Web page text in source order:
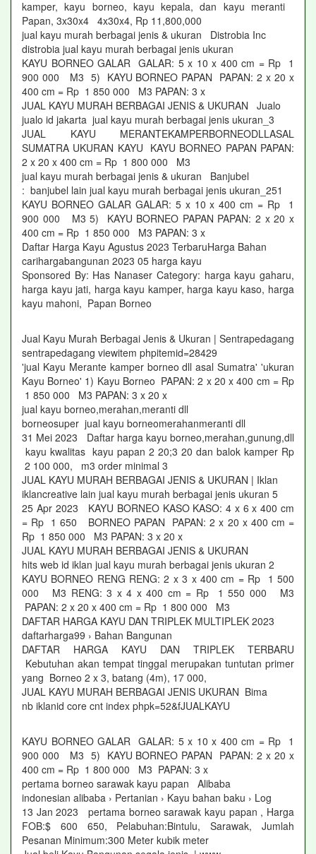
kamper, kayu borneo, kayu kepala, dan kayu meranti
Papan, 3x30x4 4x30x4, Rp 11,800,000
jual kayu murah berbagai jenis & ukuran Distrobia Inc
distrobia jual kayu murah berbagai jenis ukuran
KAYU BORNEO GALAR GALAR: 5 x 10 x 400 cm = Rp 1
900 000 M3 5) KAYU BORNEO PAPAN PAPAN: 2 x 20 x
400 cm = Rp 1 850 000 M3 PAPAN: 3 x
JUAL KAYU MURAH BERBAGAI JENIS & UKURAN Jualo
jualo id jakarta jual kayu murah berbagai jenis ukuran_3
JUAL KAYU MERANTEKAMPERBORNEODLLASAL
SUMATRA UKURAN KAYU KAYU BORNEO PAPAN PAPAN:
2 x 20 x 400 cm = Rp 1 800 000 M3
jual kayu murah berbagai jenis & ukuran Banjubel
: banjubel lain jual kayu murah berbagai jenis ukuran_251
KAYU BORNEO GALAR GALAR: 5 x 10 x 400 cm = Rp 1
900 000 M3 5) KAYU BORNEO PAPAN PAPAN: 2 x 20 x
400 cm = Rp 1 850 000 M3 PAPAN: 3 x
Daftar Harga Kayu Agustus 2023 TerbaruHarga Bahan
carihargabangunan 2023 05 harga kayu
Sponsored By: Has Nanaser Category: harga kayu gaharu,
harga kayu jati, harga kayu kamper, harga kayu kaso, harga
kayu mahoni, Papan Borneo
Jual Kayu Murah Berbagai Jenis & Ukuran | Sentrapedagang
sentrapedagang viewitem phpitemid=28429
'jual Kayu Merante kamper borneo dll asal Sumatra' 'ukuran
Kayu Borneo' 1) Kayu Borneo PAPAN: 2 x 20 x 400 cm = Rp
1 850 000 M3 PAPAN: 3 x 20 x
jual kayu borneo,merahan,meranti dll
borneosuper jual kayu borneomerahanmeranti dll
31 Mei 2023 Daftar harga kayu borneo,merahan,gunung,dll
kayu kwalitas kayu papan 2 20;3 20 dan balok kamper Rp
2 100 000, m3 order minimal 3
JUAL KAYU MURAH BERBAGAI JENIS & UKURAN | Iklan
iklancreative lain jual kayu murah berbagai jenis ukuran 5
25 Apr 2023 KAYU BORNEO KASO KASO: 4 x 6 x 400 cm
= Rp 1 650 BORNEO PAPAN PAPAN: 2 x 20 x 400 cm =
Rp 1 850 000 M3 PAPAN: 3 x 20 x
JUAL KAYU MURAH BERBAGAI JENIS & UKURAN
hits web id iklan jual kayu murah berbagai jenis ukuran 2
KAYU BORNEO RENG RENG: 2 x 3 x 400 cm = Rp 1 500
000 M3 RENG: 3 x 4 x 400 cm = Rp 1 550 000 M3
PAPAN: 2 x 20 x 400 cm = Rp 1 800 000 M3
DAFTAR HARGA KAYU DAN TRIPLEK MULTIPLEK 2023
daftarharga99 › Bahan Bangunan
DAFTAR HARGA KAYU DAN TRIPLEK TERBARU
Kebutuhan akan tempat tinggal merupakan tuntutan primer
yang Borneo 2 x 3, batang (4m), 17 000,
JUAL KAYU MURAH BERBAGAI JENIS UKURAN Bima
nb iklanid core cnt index phpk=52&fJUALKAYU
KAYU BORNEO GALAR GALAR: 5 x 10 x 400 cm = Rp 1
900 000 M3 5) KAYU BORNEO PAPAN PAPAN: 2 x 20 x
400 cm = Rp 1 800 000 M3 PAPAN: 3 x
pertama borneo sarawak kayu papan Alibaba
indonesian alibaba › Pertanian › Kayu bahan baku › Log
13 Jan 2023 pertama borneo sarawak kayu papan , Harga
FOB:$ 600 650, Pelabuhan:Bintulu, Sarawak, Jumlah
Pesanan Minimum:300 Meter kubik meter